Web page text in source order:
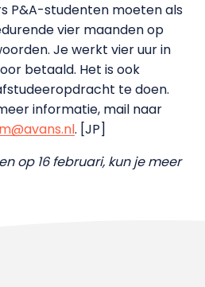
P&A-studenten moeten als
vier maanden op
Je werkt vier uur in
betaald. Het is ook
te doen.
informatie, mail naar
. [JP]
op 16 februari, kun je meer